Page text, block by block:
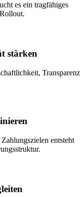
es ein tragfähiges
stärken
Transparenz
entsteht